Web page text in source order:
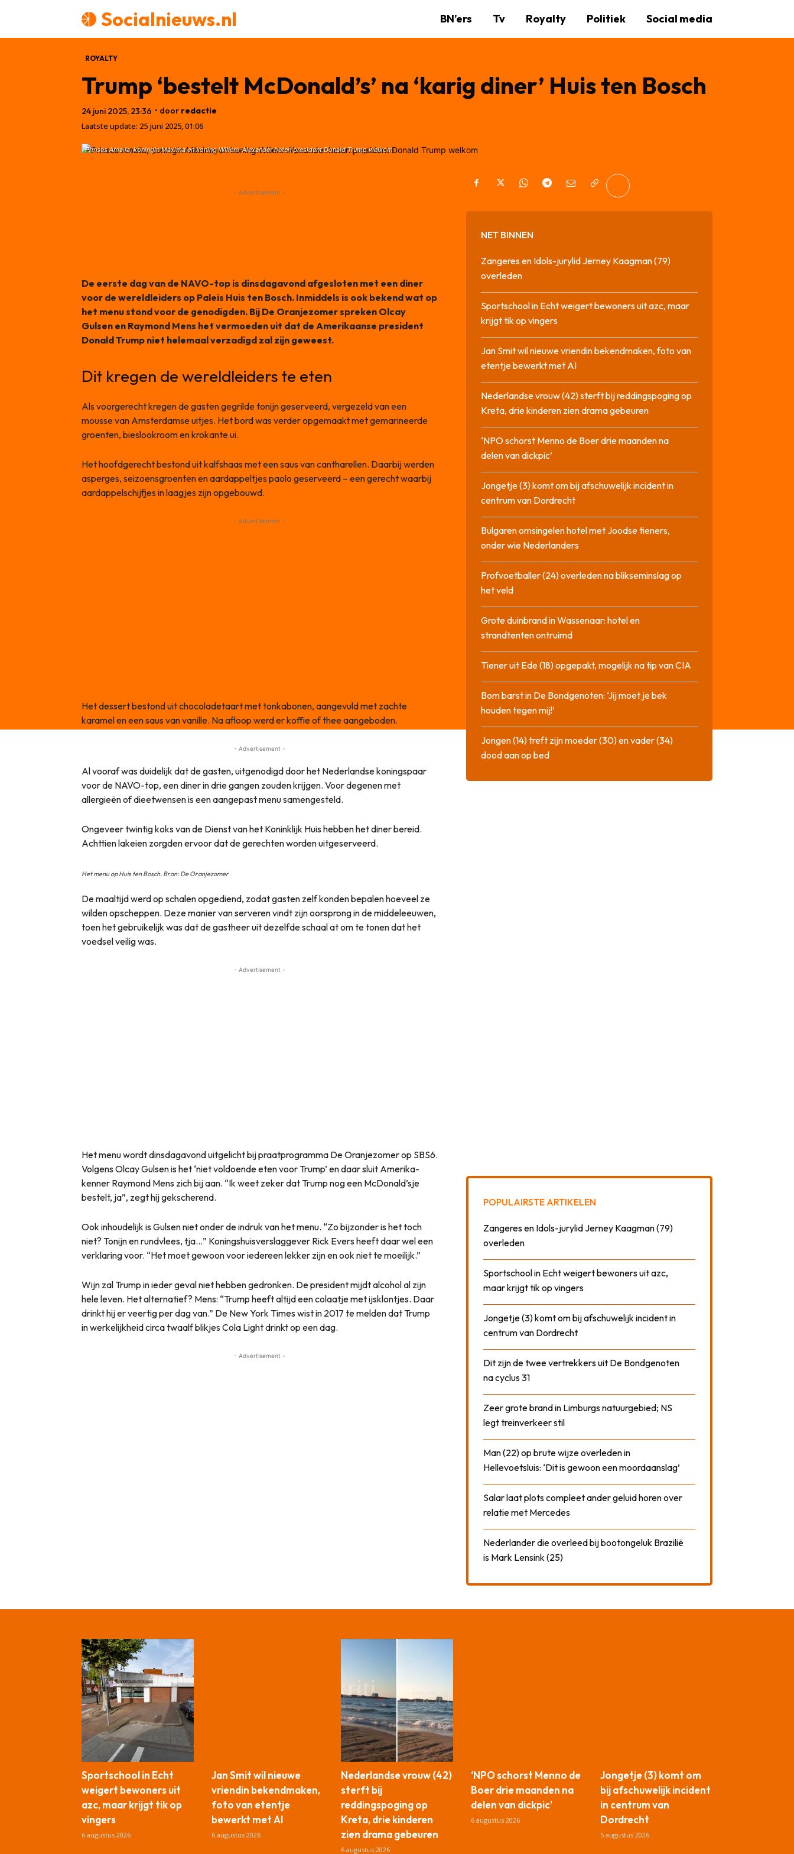
Socialnieuws.nl BN’ers Tv Royalty Politiek Social media
ROYALTY
Trump ‘bestelt McDonald’s’ na ‘karig diner’ Huis ten Bosch
24 juni 2025, 23:36 • door redactie
Laatste update: 25 juni 2025, 01:06
Prinses Amalia, koningin Máxima en koning Willem-Alexander heten president Donald Trump welkom
- Advertisement -
De eerste dag van de NAVO-top is dinsdagavond afgesloten met een diner
voor de wereldleiders op Paleis Huis ten Bosch. Inmiddels is ook bekend wat op
het menu stond voor de genodigden. Bij De Oranjezomer spreken Olcay
Gulsen en Raymond Mens het vermoeden uit dat de Amerikaanse president
Donald Trump niet helemaal verzadigd zal zijn geweest.
Dit kregen de wereldleiders te eten
Als voorgerecht kregen de gasten gegrilde tonijn geserveerd, vergezeld van een
mousse van Amsterdamse uitjes. Het bord was verder opgemaakt met gemarineerde
groenten, bieslookroom en krokante ui.
Het hoofdgerecht bestond uit kalfshaas met een saus van cantharellen. Daarbij werden
asperges, seizoensgroenten en aardappeltjes paolo geserveerd – een gerecht waarbij
aardappelschijfjes in laagjes zijn opgebouwd.
- Advertisement -
Het dessert bestond uit chocoladetaart met tonkabonen, aangevuld met zachte
karamel en een saus van vanille. Na afloop werd er koffie of thee aangeboden.
- Advertisement -
Al vooraf was duidelijk dat de gasten, uitgenodigd door het Nederlandse koningspaar
voor de NAVO-top, een diner in drie gangen zouden krijgen. Voor degenen met
allergieën of dieetwensen is een aangepast menu samengesteld.
Ongeveer twintig koks van de Dienst van het Koninklijk Huis hebben het diner bereid.
Achttien lakeien zorgden ervoor dat de gerechten worden uitgeserveerd.
Het menu op Huis ten Bosch. Bron: De Oranjezomer
De maaltijd werd op schalen opgediend, zodat gasten zelf konden bepalen hoeveel ze
wilden opscheppen. Deze manier van serveren vindt zijn oorsprong in de middeleeuwen,
toen het gebruikelijk was dat de gastheer uit dezelfde schaal at om te tonen dat het
voedsel veilig was.
- Advertisement -
Het menu wordt dinsdagavond uitgelicht bij praatprogramma De Oranjezomer op SBS6.
Volgens Olcay Gulsen is het ‘niet voldoende eten voor Trump’ en daar sluit Amerika-
kenner Raymond Mens zich bij aan. “Ik weet zeker dat Trump nog een McDonald’sje
bestelt, ja”, zegt hij gekscherend.
Ook inhoudelijk is Gulsen niet onder de indruk van het menu. “Zo bijzonder is het toch
niet? Tonijn en rundvlees, tja…” Koningshuisverslaggever Rick Evers heeft daar wel een
verklaring voor. “Het moet gewoon voor iedereen lekker zijn en ook niet te moeilijk.”
Wijn zal Trump in ieder geval niet hebben gedronken. De president mijdt alcohol al zijn
hele leven. Het alternatief? Mens: “Trump heeft altijd een colaatje met ijsklontjes. Daar
drinkt hij er veertig per dag van.” De New York Times wist in 2017 te melden dat Trump
in werkelijkheid circa twaalf blikjes Cola Light drinkt op een dag.
- Advertisement -
NET BINNEN
Zangeres en Idols-jurylid Jerney Kaagman (79)
overleden
Sportschool in Echt weigert bewoners uit azc, maar
krijgt tik op vingers
Jan Smit wil nieuwe vriendin bekendmaken, foto van
etentje bewerkt met AI
Nederlandse vrouw (42) sterft bij reddingspoging op
Kreta, drie kinderen zien drama gebeuren
‘NPO schorst Menno de Boer drie maanden na
delen van dickpic’
Jongetje (3) komt om bij afschuwelijk incident in
centrum van Dordrecht
Bulgaren omsingelen hotel met Joodse tieners,
onder wie Nederlanders
Profvoetballer (24) overleden na blikseminslag op
het veld
Grote duinbrand in Wassenaar: hotel en
strandtenten ontruimd
Tiener uit Ede (18) opgepakt, mogelijk na tip van CIA
Bom barst in De Bondgenoten: ‘Jij moet je bek
houden tegen mij!’
Jongen (14) treft zijn moeder (30) en vader (34)
dood aan op bed
POPULAIRSTE ARTIKELEN
Zangeres en Idols-jurylid Jerney Kaagman (79)
overleden
Sportschool in Echt weigert bewoners uit azc,
maar krijgt tik op vingers
Jongetje (3) komt om bij afschuwelijk incident in
centrum van Dordrecht
Dit zijn de twee vertrekkers uit De Bondgenoten
na cyclus 31
Zeer grote brand in Limburgs natuurgebied; NS
legt treinverkeer stil
Man (22) op brute wijze overleden in
Hellevoetsluis: ‘Dit is gewoon een moordaanslag’
Salar laat plots compleet ander geluid horen over
relatie met Mercedes
Nederlander die overleed bij bootongeluk Brazilië
is Mark Lensink (25)
Sportschool in Echt
weigert bewoners uit
azc, maar krijgt tik op
vingers
6 augustus 2026
Jan Smit wil nieuwe
vriendin bekendmaken,
foto van etentje
bewerkt met AI
6 augustus 2026
Nederlandse vrouw (42)
sterft bij
reddingspoging op
Kreta, drie kinderen
zien drama gebeuren
6 augustus 2026
‘NPO schorst Menno de
Boer drie maanden na
delen van dickpic’
6 augustus 2026
Jongetje (3) komt om
bij afschuwelijk incident
in centrum van
Dordrecht
5 augustus 2026